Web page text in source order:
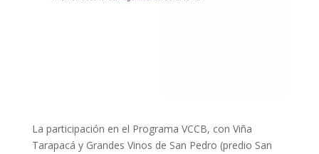
La participación en el Programa VCCB, con Viña
Tarapacá y Grandes Vinos de San Pedro (predio San